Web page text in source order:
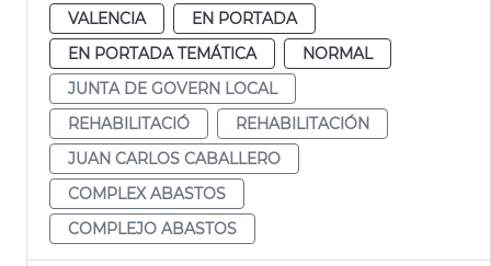
VALENCIA
EN PORTADA
EN PORTADA TEMÁTICA
NORMAL
JUNTA DE GOVERN LOCAL
REHABILITACIÓ
REHABILITACIÓN
JUAN CARLOS CABALLERO
COMPLEX ABASTOS
COMPLEJO ABASTOS